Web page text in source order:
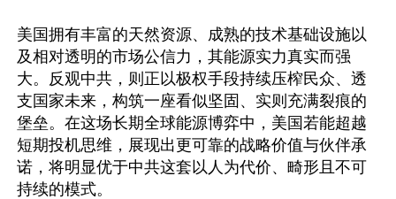
美国拥有丰富的天然资源、成熟的技术基础设施以
及相对透明的市场公信力，其能源实力真实而强
大。反观中共，则正以极权手段持续压榨民众、透
支国家未来，构筑一座看似坚固、实则充满裂痕的
堡垒。在这场长期全球能源博弈中，美国若能超越
短期投机思维，展现出更可靠的战略价值与伙伴承
诺，将明显优于中共这套以人为代价、畸形且不可
持续的模式。